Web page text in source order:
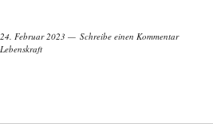
24. Februar 2023
Schreibe einen Kommentar
Lebenskraft